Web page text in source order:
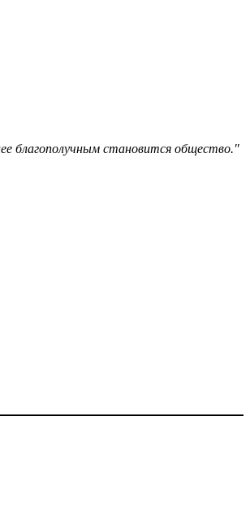
благополучным становится общество."